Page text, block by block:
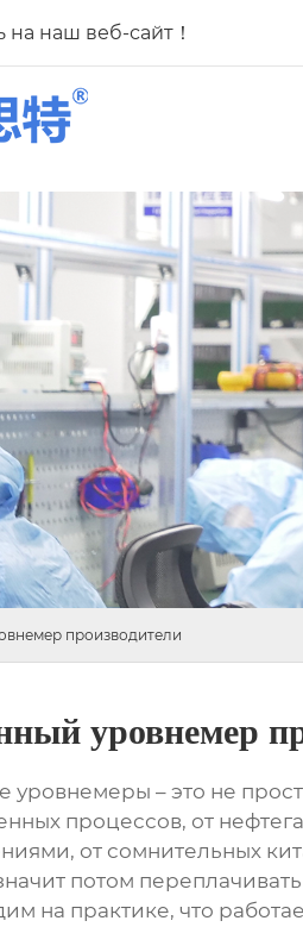
наш веб-сайт！
производители
уровнемер
уровнемеры – это не
процессов, от
от сомнительных
потом
на практике, что